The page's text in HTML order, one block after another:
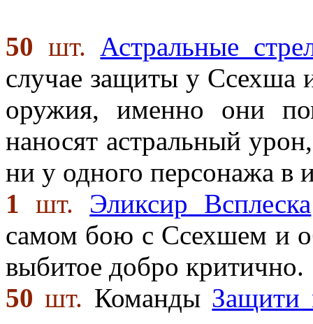
50 шт. Астральные
случае защиты у Ссехша
оружия, именно они
наносят астральный
ни у одного персонажа в
1 шт. Эликсир Всплеска
самом бою с Ссехшем и
выбитое добро критично.
50шт. Команды Защити